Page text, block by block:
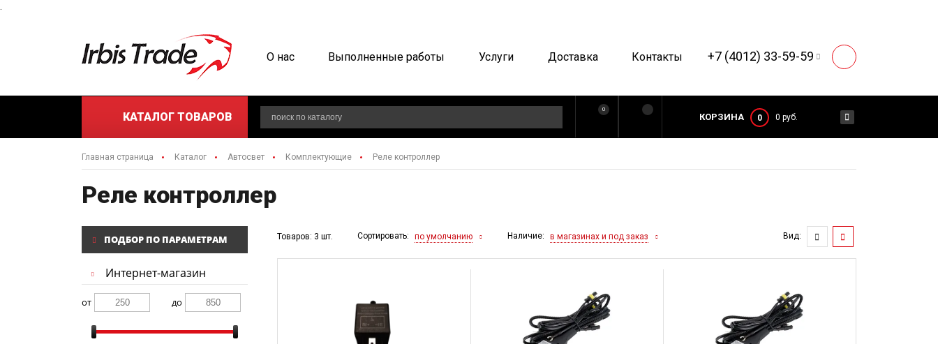
О нас Выполненные работы Услуги Доставка Контакты +7 (4012) 33-59-59
КАТАЛОГ ТОВАРОВ
0
КОРЗИНА 0 0 руб.
Главная страница Каталог Автосвет Комплектующие Реле контроллер
Реле контроллер
ПОДБОР ПО ПАРАМЕТРАМ
Интернет-магазин
от до
Товаров: 3 шт. Сортировать: по умолчанию Наличие: в магазинах и под заказ Вид: